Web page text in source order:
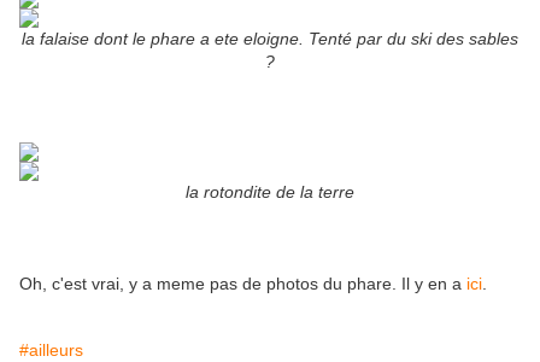
la falaise dont le phare a ete eloigne. Tenté par du ski des sables
?
la rotondite de la terre
Oh, c'est vrai, y a meme pas de photos du phare. Il y en a ici
#ailleurs